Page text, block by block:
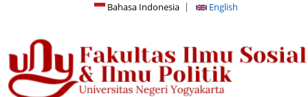
Bahasa Indonesia English